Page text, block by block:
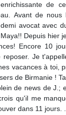
de
Avant de nous
avocat avec
Depuis hier
Encore 10
reposer. Je
vacances à toi,
de Birmanie !
de news de J.;
qu'il me
dans 11 jours. .